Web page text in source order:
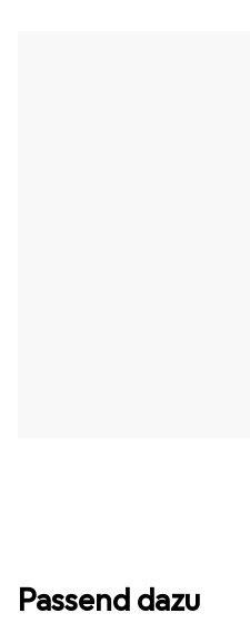
Passend dazu